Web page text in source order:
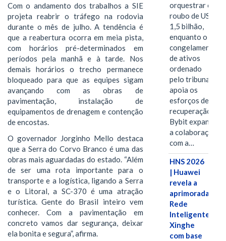
Com o andamento dos trabalhos a SIE
projeta reabrir o tráfego na rodovia
durante o mês de julho. A tendência é
que a reabertura ocorra em meia pista,
com horários pré-determinados em
períodos pela manhã e à tarde. Nos
demais horários o trecho permanece
bloqueado para que as equipes sigam
avançando com as obras de
pavimentação, instalação de
equipamentos de drenagem e contenção
de encostas.
O governador Jorginho Mello destaca
que a Serra do Corvo Branco é uma das
obras mais aguardadas do estado. “Além
de ser uma rota importante para o
transporte e a logística, ligando a Serra
e o Litoral, a SC-370 é uma atração
turística. Gente do Brasil inteiro vem
conhecer. Com a pavimentação em
concreto vamos dar segurança, deixar
ela bonita e segura”, afirma.
orquestrar o
roubo de US$
1,5 bilhão,
enquanto o
congelamento
de ativos
ordenado
pelo tribunal
apoia os
esforços de
recuperação e
Bybit expande
a colaboração
com a…
HNS 2026
| Huawei
revela a
aprimorada
Rede
Inteligente
Xinghe
com base